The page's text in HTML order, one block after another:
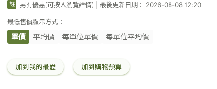
註 另有優惠(可按入瀏覽詳情) |最後更新日期： 2026-08-08 12:20
最低售價顯示方式：
單價 平均價 每單位單價 每單位平均價
加到我的最愛 加到購物預算